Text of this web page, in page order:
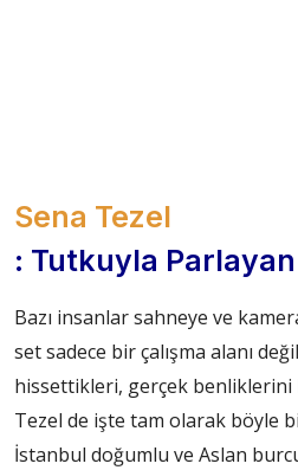
Sena Tezel
: Tutkuyla Parlayan
Bazı insanlar sahneye ve
set sadece bir çalışma alanı
hissettikleri, gerçek benliklerini
Tezel de işte tam olarak böyle
İstanbul doğumlu ve Aslan